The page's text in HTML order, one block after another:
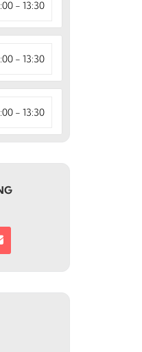
- 13:30
- 13:30
- 13:30